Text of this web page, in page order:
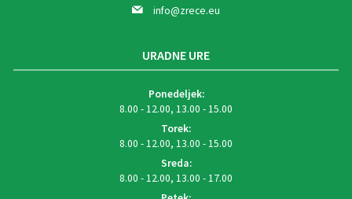
info@zrece.eu
URADNE URE
Ponedeljek:
8.00 - 12.00, 13.00 - 15.00
Torek:
8.00 - 12.00, 13.00 - 15.00
Sreda:
8.00 - 12.00, 13.00 - 17.00